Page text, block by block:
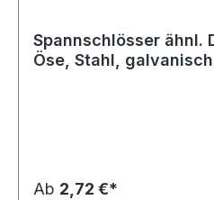
Spannschlösser ähnl.
Öse, Stahl,
Ab 2,72 €*